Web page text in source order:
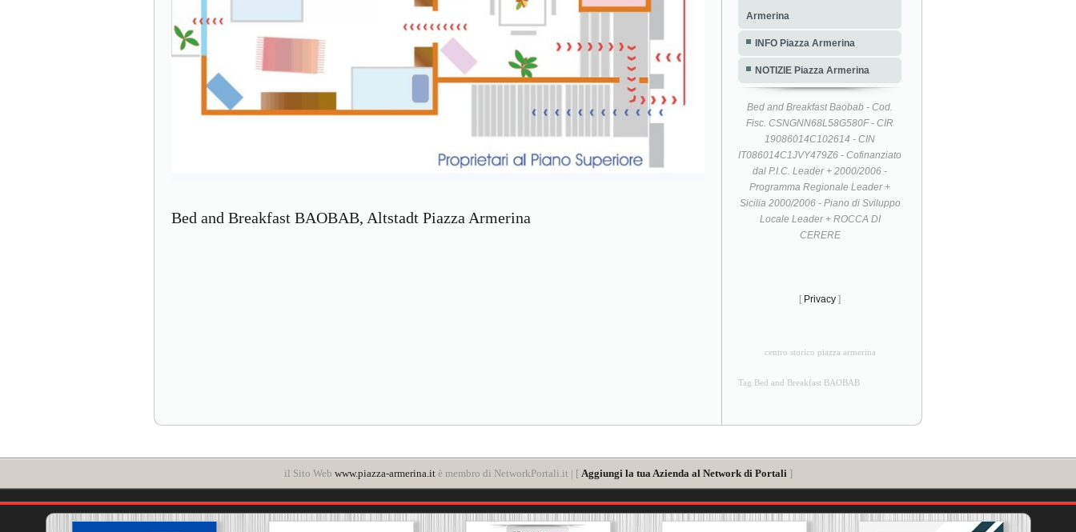
Bed and Breakfast BAOBAB, Altstadt Piazza Armerina
Armerina
INFO Piazza Armerina
NOTIZIE Piazza Armerina
Bed and Breakfast Baobab - Cod.
Fisc. CSNGNN68L58G580F - CIR
19086014C102614 - CIN
IT086014C1JVY479Z6 - Cofinanziato
dal P.I.C. Leader + 2000/2006 -
Programma Regionale Leader +
Sicilia 2000/2006 - Piano di Sviluppo
Locale Leader + ROCCA DI
CERERE
[ Privacy ]
centro storico piazza armerina
Tag Bed and Breakfast BAOBAB
il Sito Web www.piazza-armerina.itè membro di NetworkPortali.it | [ Aggiungi la tua Azienda al Network di Portali ]